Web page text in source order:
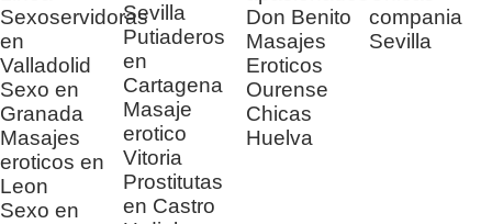
Sexoservidoras
en
Valladolid
Sexo en
Granada
Masajes
eroticos en
Leon
Sexo en
Sevilla
Putiaderos
en
Cartagena
Masaje
erotico
Vitoria
Prostitutas
en Castro
Don Benito
Masajes
Eroticos
Ourense
Chicas
Huelva
compania
Sevilla